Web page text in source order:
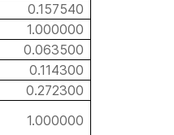
0.157540
1.000000
0.063500
0.114300
0.272300
1.000000